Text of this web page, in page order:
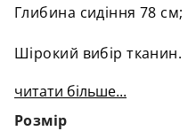
Глибина сидіння 78 см;
Шірокий вибір тканин.
читати більше...
Розмір